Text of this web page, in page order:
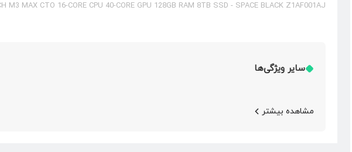
M3 MAX CTO 16-CORE CPU 40-CORE GPU 128GB RAM 8TB SSD - SPACE BLACK Z1AF001AJ
سایر ویژگی‌ها
مشاهده بیشتر